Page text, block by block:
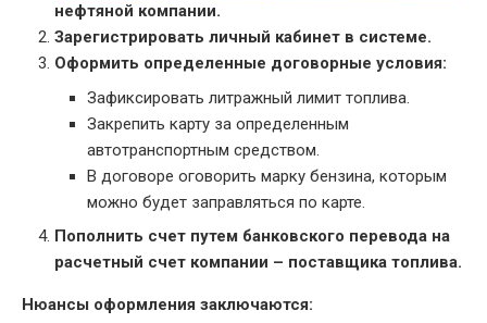
нефтяной компании.
Зарегистрировать личный кабинет в системе.
Оформить определенные договорные условия:
Зафиксировать литражный лимит топлива.
Закрепить карту за определенным
автотранспортным средством.
В договоре оговорить марку бензина, которым
можно будет заправляться по карте.
Пополнить счет путем банковского перевода на
расчетный счет компании – поставщика топлива.
Нюансы оформления заключаются: